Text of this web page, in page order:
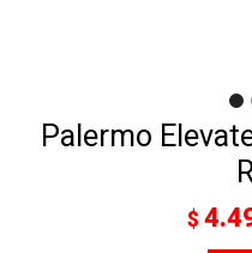
Palermo
$